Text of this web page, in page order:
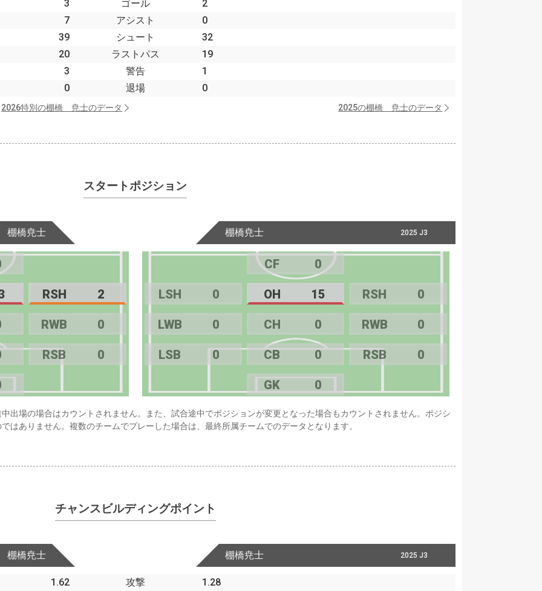
3
ゴール
2
7
アシスト
0
39
シュート
32
20
ラストパス
19
3
警告
1
0
退場 0
2026特別の棚橋 尭士のデータ 2025の棚橋 尭士のデータ
スタートポジション
棚橋尭士 2025 J3
棚橋尭士
RSH 2
RWB 0
RSB 0
CF 0
LSH 0 OH 15 RSH 0
LWB 0 CH 0 RWB 0
LSB 0 CB 0 RSB 0
GK 0
出場の場合はカウントされません。また、試合途中でポジションが変更となった場合もカウントされません。ポジシ
はありません。複数のチームでプレーした場合は、最終所属チームでのデータとなります。
チャンスビルディングポイント
棚橋尭士 2025 J3
棚橋尭士
1.62 攻撃
1.28